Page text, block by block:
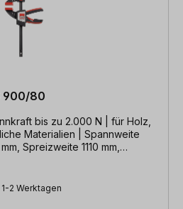
900/80
bis zu 2.000 N | für Holz,
Materialien | Spannweite
Spreizweite 1110 mm,
2 Werktagen